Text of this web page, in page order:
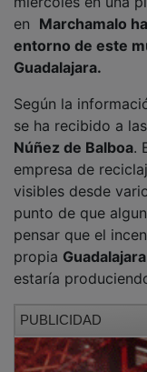
enMarchamalo
entorno de este
Guadalajara.
se ha recibido a
Núñez de Balboa.
empresa de
visibles desde
punto de que
pensar que el
propia Guadalajara
estaría